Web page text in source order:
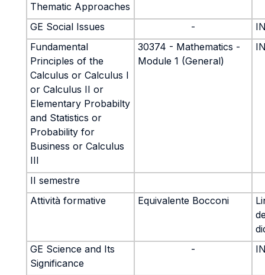
Thematic Approaches
GE Social Issues -
Fundamental
Principles of the
Calculus or Calculus I
or Calculus II or
Elementary Probabilty
and Statistics or
Probability for
Business or Calculus
III
30374 - Mathematics -
Module 1 (General)
II semestre
Attività formative
Equivalente Bocconi
GE Science and Its
Significance
-